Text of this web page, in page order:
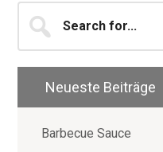
Seitenspalte
for...
Neueste Beiträge
Barbecue Sauce